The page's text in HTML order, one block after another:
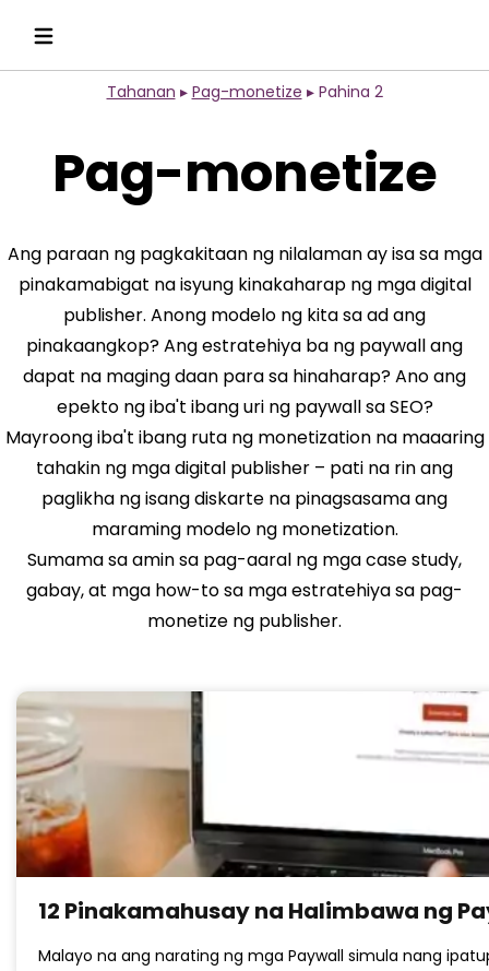
Tahanan ▸ Pag-monetize ▸ Pahina 2
Pag-monetize
Ang paraan ng pagkakitaan ng nilalaman ay isa sa mga
pinakamabigat na isyung kinakaharap ng mga digital
publisher. Anong modelo ng kita sa ad ang
pinakaangkop? Ang estratehiya ba ng paywall ang
dapat na maging daan para sa hinaharap? Ano ang
epekto ng iba't ibang uri ng paywall sa SEO?
Mayroong iba't ibang ruta ng monetization na maaaring
tahakin ng mga digital publisher – pati na rin ang
paglikha ng isang diskarte na pinagsasama ang
maraming modelo ng monetization.
Sumama sa amin sa pag-aaral ng mga case study,
gabay, at mga how-to sa mga estratehiya sa pag-
monetize ng publisher.
12 Pinakamahusay na Halimbawa ng
Malayo na ang narating ng mga Paywall simula nang